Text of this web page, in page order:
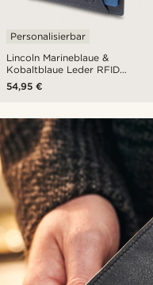
Lincoln Marineblaue &
Kobaltblaue Leder RFID
Geldbörse & Kartenetui
Personalisierbar
54,95 €